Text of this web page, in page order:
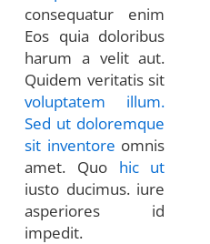
consequatur enim
Eos quia doloribus
harum a velit aut.
Quidem veritatis sit
voluptatem illum.
Sed ut doloremque
sit inventore omnis
amet. Quo hic ut
iusto ducimus. iure
asperiores id
impedit.